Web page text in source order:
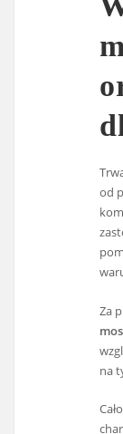
od
Za
na